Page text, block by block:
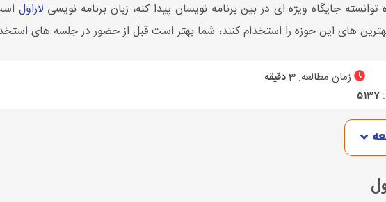
جایگاه ویژه ای در بین برنامه نویسان پیدا کنه، زبان برنامه نویسی لاراول
های این حوزه را استخدام کنند، شما بهتر است قبل از حضور در جلسه های
زمان مطالعه:3 دقیقه
5137